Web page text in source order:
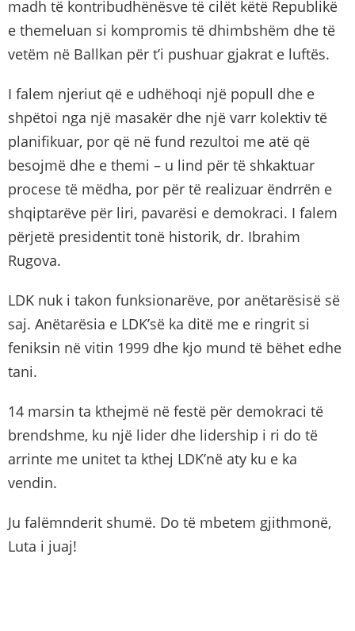
madh të kontribudhënësve të cilët këtë Republikë
e themeluan si kompromis të dhimbshëm dhe të
vetëm në Ballkan për t’i pushuar gjakrat e luftës.
I falem njeriut që e udhëhoqi një popull dhe e
shpëtoi nga një masakër dhe një varr kolektiv të
planifikuar, por që në fund rezultoi me atë që
besojmë dhe e themi – u lind për të shkaktuar
procese të mëdha, por për të realizuar ëndrrën e
shqiptarëve për liri, pavarësi e demokraci. I falem
përjetë presidentit tonë historik, dr. Ibrahim
Rugova.
LDK nuk i takon funksionarëve, por anëtarësisë së
saj. Anëtarësia e LDK’së ka ditë me e ringrit si
feniksin në vitin 1999 dhe kjo mund të bëhet edhe
tani.
14 marsin ta kthejmë në festë për demokraci të
brendshme, ku një lider dhe lidership i ri do të
arrinte me unitet ta kthej LDK’në aty ku e ka
vendin.
Ju falëmnderit shumë. Do të mbetem gjithmonë,
Luta i juaj!